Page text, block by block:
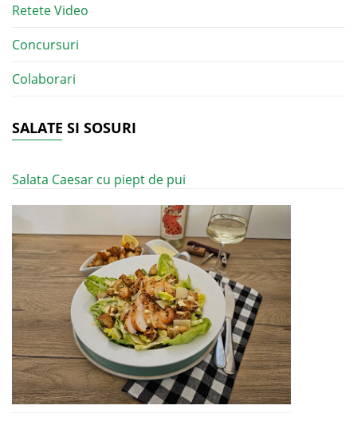
Retete Video
Concursuri
Colaborari
SALATE SI SOSURI
Salata Caesar cu piept de pui